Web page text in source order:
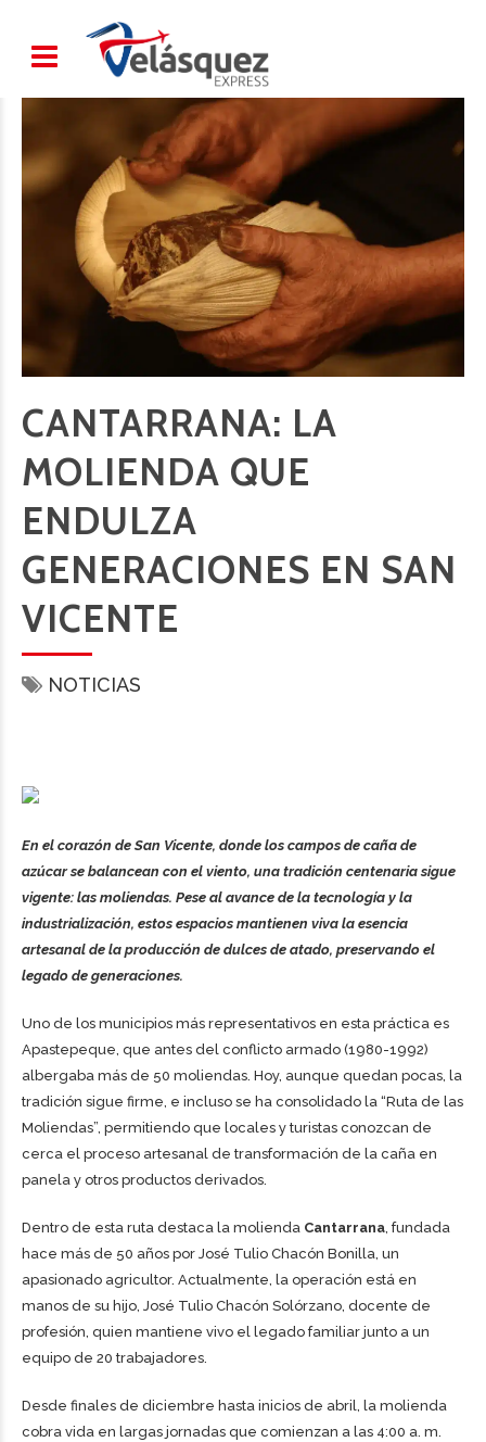
CANTARRANA: LA
MOLIENDA QUE
ENDULZA
GENERACIONES EN SAN
VICENTE
NOTICIAS
En el corazón de San Vicente, donde los campos de caña de
azúcar se balancean con el viento, una tradición centenaria sigue
vigente: las moliendas. Pese al avance de la tecnología y la
industrialización, estos espacios mantienen viva la esencia
artesanal de la producción de dulces de atado, preservando el
legado de generaciones.
Uno de los municipios más representativos en esta práctica es
Apastepeque, que antes del conflicto armado (1980-1992)
albergaba más de 50 moliendas. Hoy, aunque quedan pocas, la
tradición sigue firme, e incluso se ha consolidado la “Ruta de las
Moliendas”, permitiendo que locales y turistas conozcan de
cerca el proceso artesanal de transformación de la caña en
panela y otros productos derivados.
Dentro de esta ruta destaca la molienda Cantarrana, fundada
hace más de 50 años por José Tulio Chacón Bonilla, un
apasionado agricultor. Actualmente, la operación está en
manos de su hijo, José Tulio Chacón Solórzano, docente de
profesión, quien mantiene vivo el legado familiar junto a un
equipo de 20 trabajadores.
Desde finales de diciembre hasta inicios de abril, la molienda
cobra vida en largas jornadas que comienzan a las 4:00 a. m.